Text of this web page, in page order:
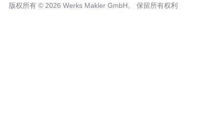
版权所有 © 2026 Werks Makler GmbH。 保留所有权利